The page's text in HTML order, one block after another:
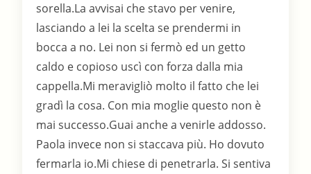
sorella.La avvisai che stavo per venire,
lasciando a lei la scelta se prendermi in
bocca a no. Lei non si fermò ed un getto
caldo e copioso uscì con forza dalla mia
cappella.Mi meravigliò molto il fatto che lei
gradì la cosa. Con mia moglie questo non è
mai successo.Guai anche a venirle addosso.
Paola invece non si staccava più. Ho dovuto
fermarla io.Mi chiese di penetrarla. Si sentiva